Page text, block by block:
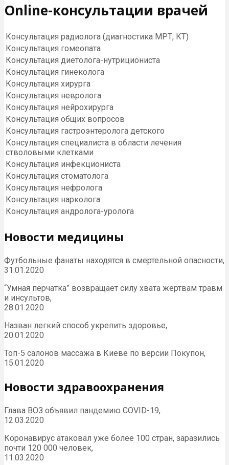
Online-консультации врачей
Консультация радиолога (диагностика МРТ, КТ)
Консультация гомеопата
Консультация диетолога-нутрициониста
Консультация гинеколога
Консультация хирурга
Консультация невролога
Консультация нейрохирурга
Консультация общих вопросов
Консультация гастроэнтеролога детского
Консультация специалиста в области лечения
стволовыми клетками
Консультация инфекциониста
Консультация стоматолога
Консультация нефролога
Консультация нарколога
Консультация андролога-уролога
Новости медицины
Футбольные фанаты находятся в смертельной опасности,
31.01.2020
“Умная перчатка” возвращает силу хвата жертвам травм
и инсультов,
28.01.2020
Назван легкий способ укрепить здоровье,
20.01.2020
Топ-5 салонов массажа в Киеве по версии Покупон,
15.01.2020
Новости здравоохранения
Глава ВОЗ объявил пандемию COVID-19,
12.03.2020
Коронавирус атаковал уже более 100 стран, заразились
почти 120 000 человек,
11.03.2020